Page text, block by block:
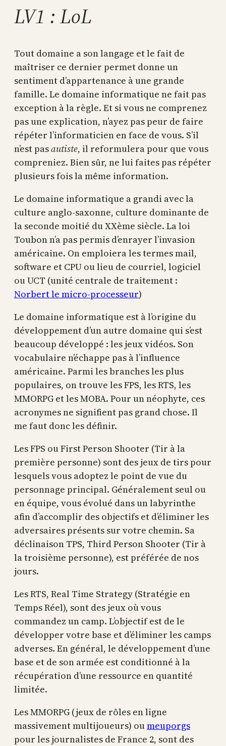
LV1 : LoL
Tout domaine a son langage et le fait de
maîtriser ce dernier permet donne un
sentiment d’appartenance à une grande
famille. Le domaine informatique ne fait pas
exception à la règle. Et si vous ne comprenez
pas une explication, n’ayez pas peur de faire
répéter l’informaticien en face de vous. S’il
n’est pasautiste, il reformulera pour que vous
compreniez. Bien sûr, ne lui faites pas répéter
plusieurs fois la même information.
Le domaine informatique a grandi avec la
culture anglo-saxonne, culture dominante de
la seconde moitié du XXème siècle. La loi
Toubon n’a pas permis d’enrayer l’invasion
américaine. On emploiera les termes mail,
software et CPU ou lieu de courriel, logiciel
ou UCT (unité centrale de traitement :
Norbert le micro-processeur)
Le domaine informatique est à l’origine du
développement d’un autre domaine qui s’est
beaucoup développé : les jeux vidéos. Son
vocabulaire n’échappe pas à l’influence
américaine. Parmi les branches les plus
populaires, on trouve les FPS, les RTS, les
MMORPG et les MOBA. Pour un néophyte, ces
acronymes ne signifient pas grand chose. Il
me faut donc les définir.
Les FPS ou First Person Shooter (Tir à la
première personne) sont des jeux de tirs pour
lesquels vous adoptez le point de vue du
personnage principal. Généralement seul ou
en équipe, vous évolué dans un labyrinthe
afin d’accomplir des objectifs et d’éliminer les
adversaires présents sur votre chemin. Sa
déclinaison TPS, Third Person Shooter (Tir à
la troisième personne), est préférée de nos
jours.
Les RTS, Real Time Strategy (Stratégie en
Temps Réel), sont des jeux où vous
commandez un camp. L’objectif est de le
développer votre base et d’éliminer les camps
adverses. En général, le développement d’une
base et de son armée est conditionné à la
récupération d’une ressource en quantité
limitée.
Les MMORPG (jeux de rôles en ligne
massivement multijoueurs) oumeuporgs
pour les journalistes de France 2, sont des